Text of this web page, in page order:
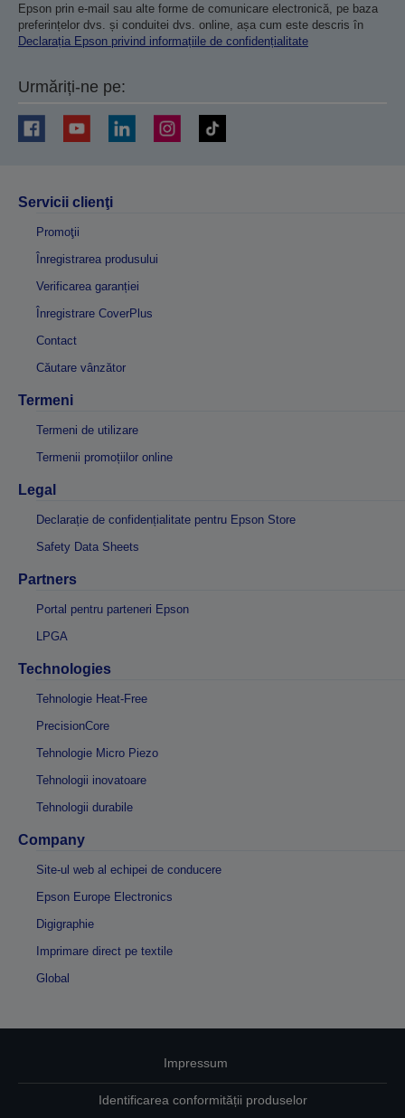
Epson prin e-mail sau alte forme de comunicare electronică, pe baza
preferințelor dvs. și conduitei dvs. online, așa cum este descris în
Declarația Epson privind informațiile de confidențialitate
Urmăriți-ne pe:
Servicii clienţi
Promoţii
Înregistrarea produsului
Verificarea garanției
Înregistrare CoverPlus
Contact
Căutare vânzător
Termeni
Termeni de utilizare
Termenii promoțiilor online
Legal
Declarație de confidențialitate pentru Epson Store
Safety Data Sheets
Partners
Portal pentru parteneri Epson
LPGA
Technologies
Tehnologie Heat-Free
PrecisionCore
Tehnologie Micro Piezo
Tehnologii inovatoare
Tehnologii durabile
Company
Site-ul web al echipei de conducere
Epson Europe Electronics
Digigraphie
Imprimare direct pe textile
Global
Impressum
Identificarea conformității produselor